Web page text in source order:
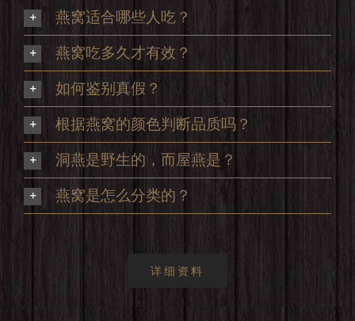
燕窝适合哪些人吃？
燕窝吃多久才有效？
如何鉴别真假？
根据燕窝的颜色判断品质吗？
洞燕是野生的，而屋燕是？
燕窝是怎么分类的？
详细资料